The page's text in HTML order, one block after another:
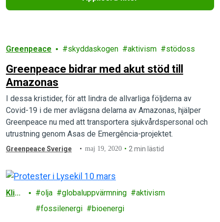
Greenpeace skyddaskogen aktivism stödoss
Greenpeace bidrar med akut stöd till
Amazonas
I dessa kristider, för att lindra de allvarliga följderna av
Covid-19 i de mer avlägsna delarna av Amazonas, hjälper
Greenpeace nu med att transportera sjukvårdspersonal och
utrustning genom Asas de Emergência-projektet.
Greenpeace Sverige maj 19, 2020 2 min lästid
Klim
olja globaluppvärmning
aktivism
fossilenergi
bioenergi